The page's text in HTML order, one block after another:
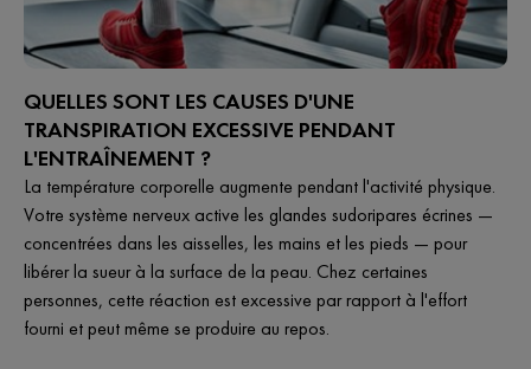
QUELLES SONT LES CAUSES D'UNE
TRANSPIRATION EXCESSIVE PENDANT
L'ENTRAÎNEMENT ?
La température corporelle augmente pendant l'activité physique.
Votre système nerveux active les glandes sudoripares écrines —
concentrées dans les aisselles, les mains et les pieds — pour
libérer la sueur à la surface de la peau. Chez certaines
personnes, cette réaction est excessive par rapport à l'effort
fourni et peut même se produire au repos.